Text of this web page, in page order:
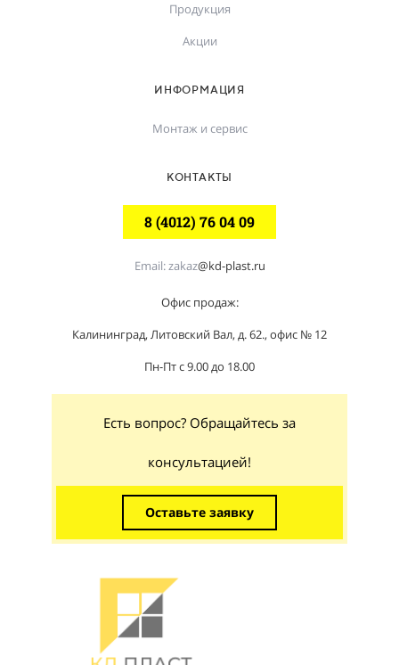
Продукция
Акции
ИНФОРМАЦИЯ
Монтаж и сервис
КОНТАКТЫ
8 (4012) 76 04 09
Email:zakaz@kd-plast.ru
Офис продаж:
Калининград, Литовский Вал, д. 62., офис № 12
Пн-Пт с 9.00 до 18.00
Есть вопрос? Обращайтесь за
консультацией!
Оставьте заявку